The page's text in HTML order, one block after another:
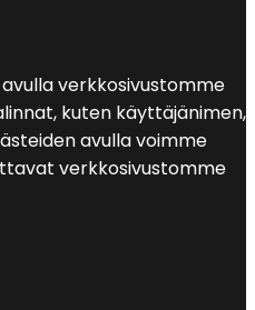
verkkosivustomme
kuten käyttäjänimen,
avulla voimme
verkkosivustomme